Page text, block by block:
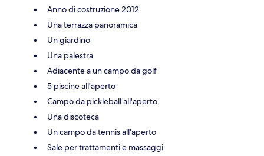
Anno di costruzione 2012
Una terrazza panoramica
Un giardino
Una palestra
Adiacente a un campo da golf
5 piscine all'aperto
Campo da pickleball all'aperto
Una discoteca
Un campo da tennis all'aperto
Sale per trattamenti e massaggi